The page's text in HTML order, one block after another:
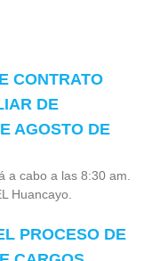
CONTRATO
DE
AGOSTO DE
a cabo a las 8:30 am.
Huancayo.
PROCESO DE